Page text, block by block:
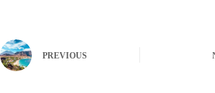
PREVIOUS